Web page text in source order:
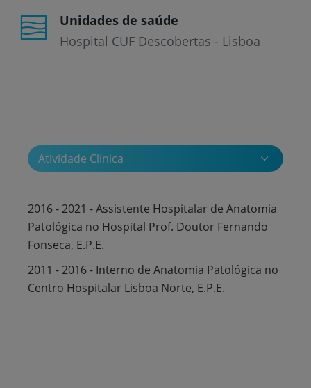
Unidades de saúde
Hospital CUF Descobertas - Lisboa
Atividade Clínica
2016 - 2021 - Assistente Hospitalar de Anatomia
Patológica no Hospital Prof. Doutor Fernando
Fonseca, E.P.E.
2011 - 2016 - Interno de Anatomia Patológica no
Centro Hospitalar Lisboa Norte, E.P.E.